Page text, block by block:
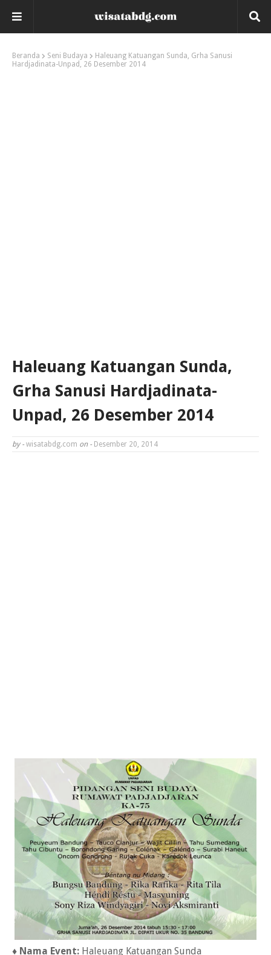
Beranda Seni Budaya
Haleuang Katuangan Sunda, Grha Sanusi
Hardjadinata-Unpad, 26 Desember 2014
Haleuang Katuangan Sunda,
Grha Sanusi Hardjadinata-
Unpad, 26 Desember 2014
by - wisatabdg.com on - Desember 20, 2014
♦ Nama Event: Haleuang Katuangan Sunda